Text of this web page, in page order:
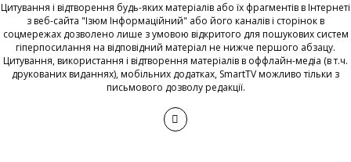
Цитування і відтворення будь-яких матеріалів або їх фрагментів в Інтернеті
з веб-сайта "Ізюм Інформаційний" або його каналів і сторінок в
соцмережах дозволено лише з умовою відкритого для пошукових систем
гіперпосилання на відповідний матеріал не нижче першого абзацу.
Цитування, використання і відтворення матеріалів в оффлайн-медіа (в т.ч.
друкованих виданнях), мобільних додатках, SmartTV можливо тільки з
письмового дозволу редакції.